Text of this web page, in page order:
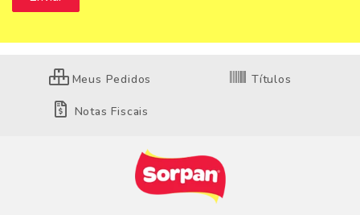
Meus Pedidos Títulos
Notas Fiscais